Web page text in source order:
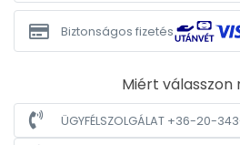
Biztonságos fizetés
Miért válasszon
ÜGYFÉLSZOLGÁLAT +36-20-